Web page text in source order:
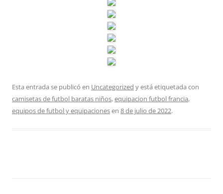
Esta entrada se publicó en Uncategorized y está etiquetada con
camisetas de futbol baratas niños,equipacion futbol francia,
equipos de futbol y equipacionesen 8 de julio de 2022.